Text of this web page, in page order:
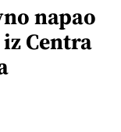
napao
Centra